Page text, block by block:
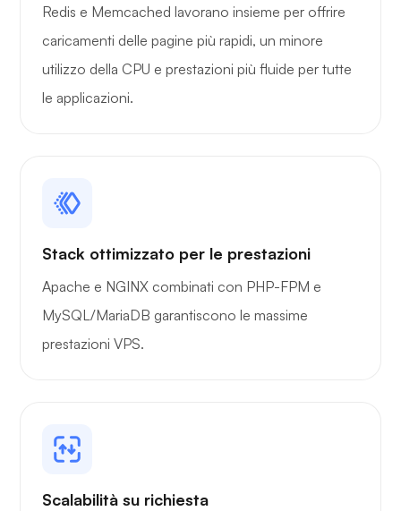
Redis e Memcached lavorano insieme per offrire
caricamenti delle pagine più rapidi, un minore
utilizzo della CPU e prestazioni più fluide per tutte
le applicazioni.
Stack ottimizzato per le prestazioni
Apache e NGINX combinati con PHP-FPM e
MySQL/MariaDB garantiscono le massime
prestazioni VPS.
Scalabilità su richiesta